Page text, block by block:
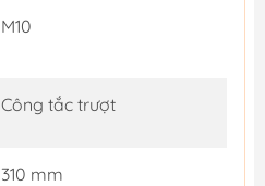
M10
Công tắc trượt
310 mm